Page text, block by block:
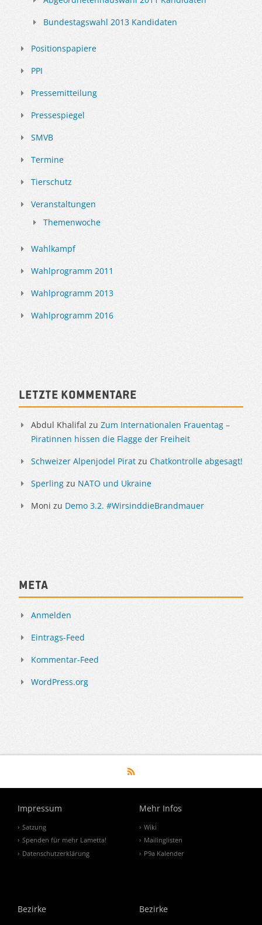
Bundestagswahl 2013 Kandidaten
Positionspapiere
PPI
Pressemitteilung
Pressespiegel
SMVB
Termine
Tierschutz
Veranstaltungen
Themenwoche
Wahlkampf
Wahlprogramm 2011
Wahlprogramm 2013
Wahlprogramm 2016
Letzte Kommentare
Abdul Khalifal zu Zum Internationalen Frauentag –
Piratinnen hissen die Flagge der Freiheit
Schweizer Alpenjodel Pirat zu Chatkontrolle abgesagt!
Sperling zu NATO und Ukraine
Moni zu Demo 3.2. #WirsinddieBrandmauer
Meta
Anmelden
Eintrags-Feed
Kommentar-Feed
WordPress.org
Impressum
Satzung
Spenden für mehr Lametta!
Datenschutzerklärung
Mehr Infos
Wiki
Mailinglisten
P9a Kalender
Bezirke Bezirke